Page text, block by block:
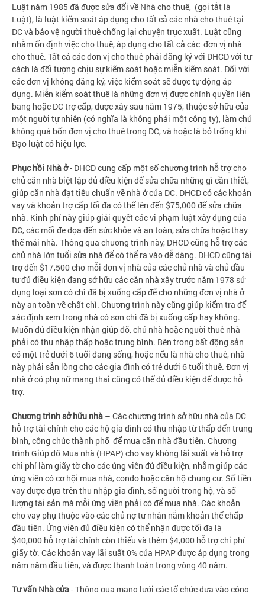
Luật năm 1985 đã được sửa đổi về Nhà cho thuê, (gọi tắt là
Luật), là luật kiểm soát áp dụng cho tất cả các nhà cho thuê tại
DC và bảo vệ người thuê chống lại chuyện trục xuất. Luật cũng
nhằm ổn định việc cho thuê, áp dụng cho tất cả các đơn vị nhà
cho thuê. Tất cả các đơn vị cho thuê phải đăng ký với DHCD với tư
cách là đối tượng chịu sự kiểm soát hoặc miễn kiểm soát. Đối với
các đơn vị không đăng ký, việc kiểm soát sẽ được tự động áp
dụng. Miễn kiểm soát thuê là những đơn vị được chính quyền liên
bang hoặc DC trợ cấp, được xây sau năm 1975, thuộc sở hữu của
một người tự nhiên (có nghĩa là không phải một công ty), làm chủ
không quá bốn đơn vị cho thuê trong DC, và hoặc là bỏ trống khi
Đạo luật có hiệu lực.
Phục hồi Nhà ở- DHCD cung cấp một số chương trình hỗ trợ cho
chủ căn nhà biệt lập đủ điều kiện để sửa chữa những gì cần thiết,
giúp căn nhà đạt tiêu chuẩn về nhà ở của DC. DHCD có các khoản
vay và khoản trợ cấp tối đa có thể lên đến $75,000 để sửa chữa
nhà. Kinh phí này giúp giải quyết các vi phạm luật xây dựng của
DC, các mối đe dọa đến sức khỏe và an toàn, sửa chữa hoặc thay
thế mái nhà. Thông qua chương trình này, DHCD cũng hỗ trợ các
chủ nhà lớn tuổi sửa nhà để có thể ra vào dễ dàng. DHCD cũng tài
trợ đến $17,500 cho mỗi đơn vị nhà của các chủ nhà và chủ đầu
tư đủ điều kiện đang sở hữu các căn nhà xây trước năm 1978 sử
dụng loại sơn có chì đã bị xuống cấp để cho những đơn vị nhà ở
này an toàn về chất chì. Chương trình này cũng giúp kiểm tra để
xác định xem trong nhà có sơn chì đã bị xuống cấp hay không.
Muốn đủ điều kiện nhận giúp đỡ, chủ nhà hoặc người thuê nhà
phải có thu nhập thấp hoặc trung bình. Bên trong bất động sản
có một trẻ dưới 6 tuổi đang sống, hoặc nếu là nhà cho thuê, nhà
này phải sẵn lòng cho các gia đình có trẻ dưới 6 tuổi thuê. Đơn vị
nhà ở có phụ nữ mang thai cũng có thể đủ điều kiện để được hỗ
trợ.
Chương trình sở hữu nhà – Các chương trình sở hữu nhà của DC
hỗ trợ tài chính cho các hộ gia đình có thu nhập từ thấp đến trung
bình, công chức thành phố để mua căn nhà đầu tiên. Chương
trình Giúp đỡ Mua nhà (HPAP) cho vay không lãi suất và hỗ trợ
chi phí làm giấy tờ cho các ứng viên đủ điều kiện, nhằm giúp các
ứng viên có cơ hội mua nhà, condo hoặc căn hộ chung cư. Số tiền
vay được dựa trên thu nhập gia đình, số người trong hộ, và số
lượng tài sản mà mỗi ứng viên phải có để mua nhà. Các khoản
cho vay phụ thuộc vào các chủ nợ tư nhân nắm khoản thế chấp
đầu tiên. Ứng viên đủ điều kiện có thể nhận được tối đa là
$40,000 hỗ trợ tài chính còn thiếu và thêm $4,000 hỗ trợ chi phí
giấy tờ. Các khoản vay lãi suất 0% của HPAP được áp dụng trong
năm năm đầu tiên, và được thanh toán trong vòng 40 năm.
Tư vấn Nhà cửa- Thông qua mạng lưới các tổ chức dựa vào cộng